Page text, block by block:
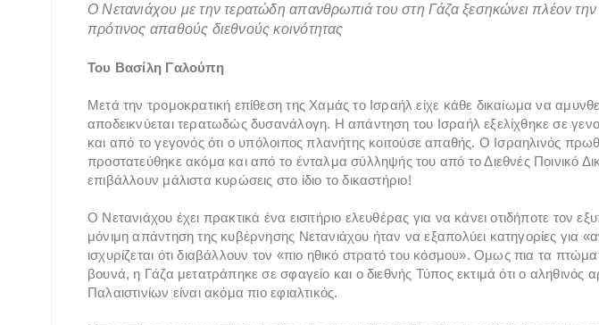
Ο Νετανιάχου με την τερατώδη απανθρωπιά του στη Γάζα ξεσηκώνει πλέον την
πρότινος απαθούς διεθνούς κοινότητας
Του Βασίλη Γαλούπη
Μετά την τρομοκρατική επίθεση της Χαμάς το Ισραήλ είχε κάθε δικαίωμα να
αποδεικνύεται τερατωδώς δυσανάλογη. Η απάντηση του Ισραήλ εξελίχθηκε σε
και από το γεγονός ότι ο υπόλοιπος πλανήτης κοιτούσε απαθής. Ο Ισραηλινός
προστατεύθηκε ακόμα και από το ένταλμα σύλληψής του από το Διεθνές Ποινικό
επιβάλλουν μάλιστα κυρώσεις στο ίδιο το δικαστήριο!
Ο Νετανιάχου έχει πρακτικά ένα εισιτήριο ελευθέρας για να κάνει οτιδήποτε τον
μόνιμη απάντηση της κυβέρνησης Νετανιάχου ήταν να εξαπολύει κατηγορίες για
ισχυρίζεται ότι διαβάλλουν τον «πιο ηθικό στρατό του κόσμου». Ομως πια τα
βουνά, η Γάζα μετατράπηκε σε σφαγείο και ο διεθνής Τύπος εκτιμά ότι ο αληθινός
Παλαιστινίων είναι ακόμα πιο εφιαλτικός.